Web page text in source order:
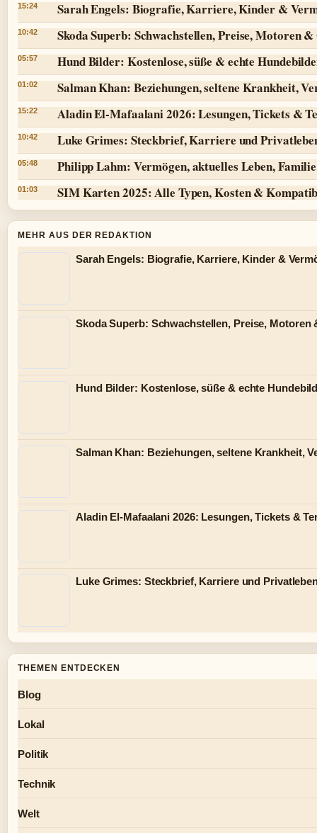
15:24 Sarah Engels: Biografie, Karriere, Kinder &
10:42 Skoda Superb: Schwachstellen, Preise, Motoren
05:57 Hund Bilder: Kostenlose, süße & echte
01:02 Salman Khan: Beziehungen, seltene Krankheit,
15:22 Aladin El-Mafaalani 2026: Lesungen, Tickets &
10:42 Luke Grimes: Steckbrief, Karriere und
05:48 Philipp Lahm: Vermögen, aktuelles Leben,
01:03 SIM Karten 2025: Alle Typen, Kosten &
MEHR AUS DER REDAKTION
Sarah Engels: Biografie, Karriere, Kinder &
Skoda Superb: Schwachstellen, Preise, Motoren
Hund Bilder: Kostenlose, süße & echte
Salman Khan: Beziehungen, seltene Krankheit,
Aladin El-Mafaalani 2026: Lesungen, Tickets &
Luke Grimes: Steckbrief, Karriere und
THEMEN ENTDECKEN
Blog
Lokal
Politik
Technik
Welt